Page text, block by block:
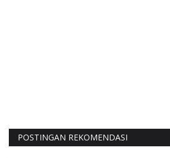
POSTINGAN REKOMENDASI